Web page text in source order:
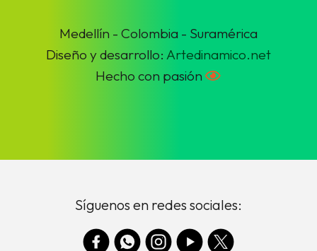
Medellín - Colombia - Suramérica
Diseño y desarrollo: Artedinamico.net
Hecho con pasión
Síguenos en redes sociales: